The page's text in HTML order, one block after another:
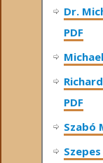
Dr.
PDF
PDF
Szabó